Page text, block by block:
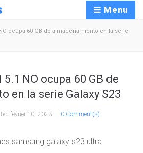
Menu
ocupa 60 GB de almacenamiento en la serie
NO ocupa 60 GB de
en la serie Galaxy S23
février 10, 2023 0 Comment(s)